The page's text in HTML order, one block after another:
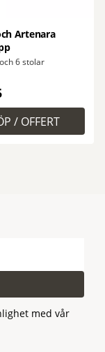
Artenara
6 stolar
med vår